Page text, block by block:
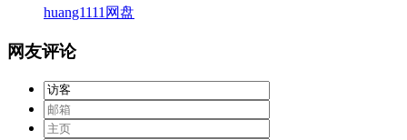
huang1111网盘
网友评论